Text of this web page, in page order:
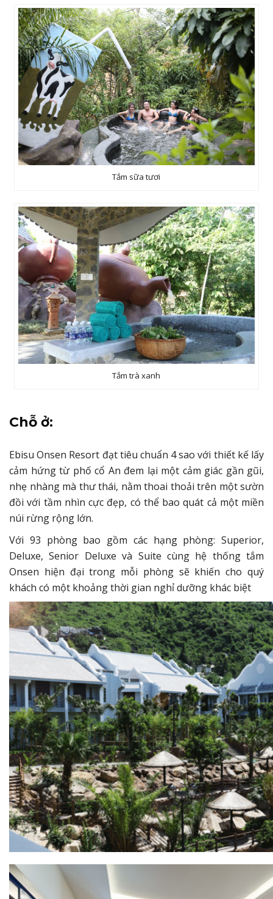
Tắm sữa tươi
Tắm trà xanh
Chỗ ở:
Ebisu Onsen Resort đạt tiêu chuẩn 4 sao với thiết kế lấy
cảm hứng từ phố cổ An đem lại một cảm giác gần gũi,
nhẹ nhàng mà thư thái, nằm thoai thoải trên một sườn
đồi với tầm nhìn cực đẹp, có thể bao quát cả một miền
núi rừng rộng lớn.
Với 93 phòng bao gồm các hạng phòng: Superior,
Deluxe, Senior Deluxe và Suite cùng hệ thống tắm
Onsen hiện đại trong mỗi phòng sẽ khiến cho quý
khách có một khoảng thời gian nghỉ dưỡng khác biệt